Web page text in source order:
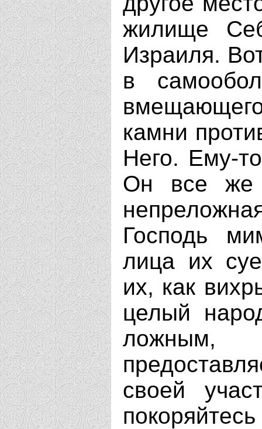
жилище
Израиля.
в
камни
Него. Ему-
Он все же
Господь
лица их
их, как
целый
своей